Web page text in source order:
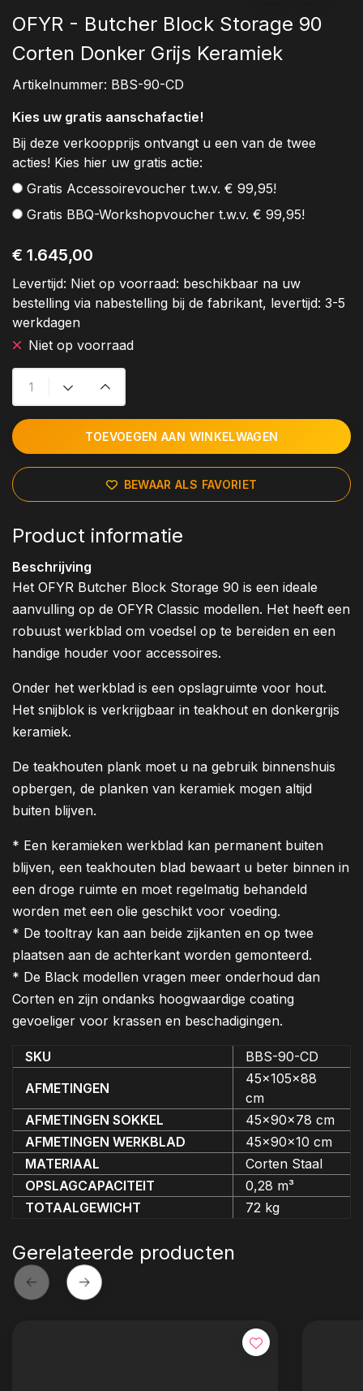
OFYR - Butcher Block Storage 90
Corten Donker Grijs Keramiek
Artikelnummer: BBS-90-CD
Kies uw gratis aanschafactie!
Bij deze verkoopprijs ontvangt u een van de twee
acties! Kies hier uw gratis actie:
Gratis Accessoirevoucher t.w.v. € 99,95!
Gratis BBQ-Workshopvoucher t.w.v. € 99,95!
€ 1.645,00
Levertijd: Niet op voorraad: beschikbaar na uw
bestelling via nabestelling bij de fabrikant, levertijd: 3-5
werkdagen
Niet op voorraad
TOEVOEGEN AAN WINKELWAGEN
BEWAAR ALS FAVORIET
Product informatie
Beschrijving
Het OFYR Butcher Block Storage 90 is een ideale
aanvulling op de OFYR Classic modellen. Het heeft een
robuust werkblad om voedsel op te bereiden en een
handige houder voor accessoires.
Onder het werkblad is een opslagruimte voor hout.
Het snijblok is verkrijgbaar in teakhout en donkergrijs
keramiek.
De teakhouten plank moet u na gebruik binnenshuis
opbergen, de planken van keramiek mogen altijd
buiten blijven.
* Een keramieken werkblad kan permanent buiten
blijven, een teakhouten blad bewaart u beter binnen in
een droge ruimte en moet regelmatig behandeld
worden met een olie geschikt voor voeding.
* De tooltray kan aan beide zijkanten en op twee
plaatsen aan de achterkant worden gemonteerd.
* De Black modellen vragen meer onderhoud dan
Corten en zijn ondanks hoogwaardige coating
gevoeliger voor krassen en beschadigingen.
SKU
BBS-90-CD
AFMETINGEN
45x105x88
cm
AFMETINGEN SOKKEL
45x90x78 cm
AFMETINGEN WERKBLAD
45x90x10 cm
MATERIAAL
Corten Staal
OPSLAGCAPACITEIT
0,28 m³
TOTAALGEWICHT
72 kg
Gerelateerde producten